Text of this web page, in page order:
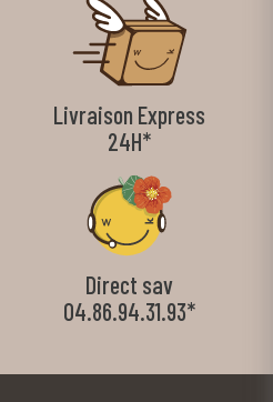
Livraison Express
24H*
Direct sav
04.86.94.31.93*